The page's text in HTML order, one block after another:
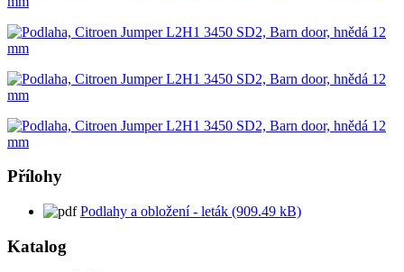
Přílohy
Podlahy a obložení - leták (909.49 kB)
Katalog